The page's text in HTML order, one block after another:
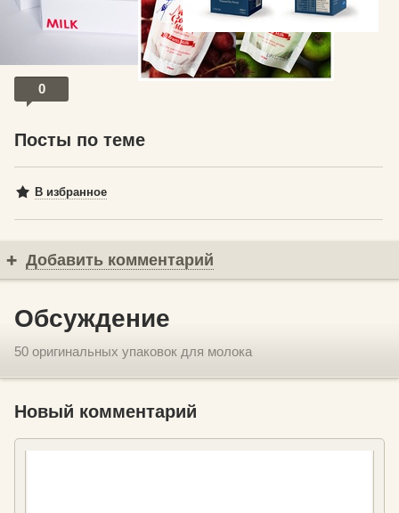
0
Посты по теме
В избранное
Добавить комментарий
Обсуждение
50 оригинальных упаковок для молока
Новый комментарий